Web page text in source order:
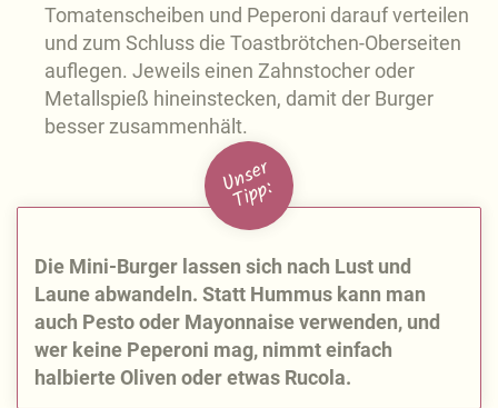
Tomatenscheiben und Peperoni darauf verteilen
und zum Schluss die Toastbrötchen-Oberseiten
auflegen. Jeweils einen Zahnstocher oder
Metallspieß hineinstecken, damit der Burger
besser zusammenhält.
U
n
s
e
r
Ti
p
p:
Die Mini-Burger lassen sich nach Lust und
Laune abwandeln. Statt Hummus kann man
auch Pesto oder Mayonnaise verwenden, und
wer keine Peperoni mag, nimmt einfach
halbierte Oliven oder etwas Rucola.